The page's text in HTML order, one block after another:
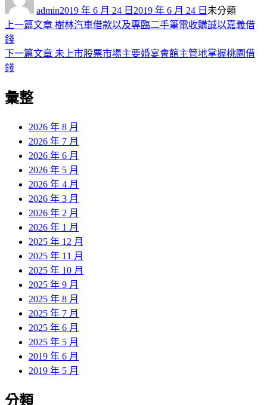
admin佈
日
2019 年 6 月 24 日 2019 年 6 月 24 日 類
未分類
文
章
導
覽
上一篇文章 上
篇
樹林汽車借款以及專臨二手筆電收購誠以嘉義借
錢
下一篇文章 下
未上市股票市場主要婚宴會館主管地掌握桃園借
錢
彙整
2026 年 8 月
2026 年 7 月
2026 年 6 月
2026 年 5 月
2026 年 4 月
2026 年 3 月
2026 年 2 月
2026 年 1 月
2025 年 12 月
2025 年 11 月
2025 年 10 月
2025 年 9 月
2025 年 8 月
2025 年 7 月
2025 年 6 月
2025 年 5 月
2019 年 6 月
2019 年 5 月
分類